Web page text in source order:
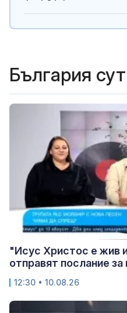
България
"Исус Христос е жив
отправят послание за
12:30 • 10.08.26